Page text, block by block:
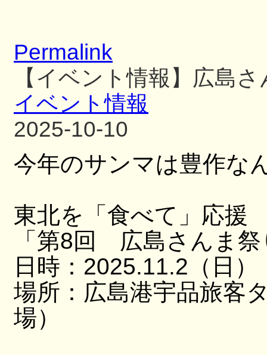
Permalink
【イベント情報】広島
イベント情報
2025-10-10
今年のサンマは豊作な
東北を「食べて」応援
「第8回 広島さんま祭
日時：2025.11.2（日
場所：広島港宇品旅客
場）